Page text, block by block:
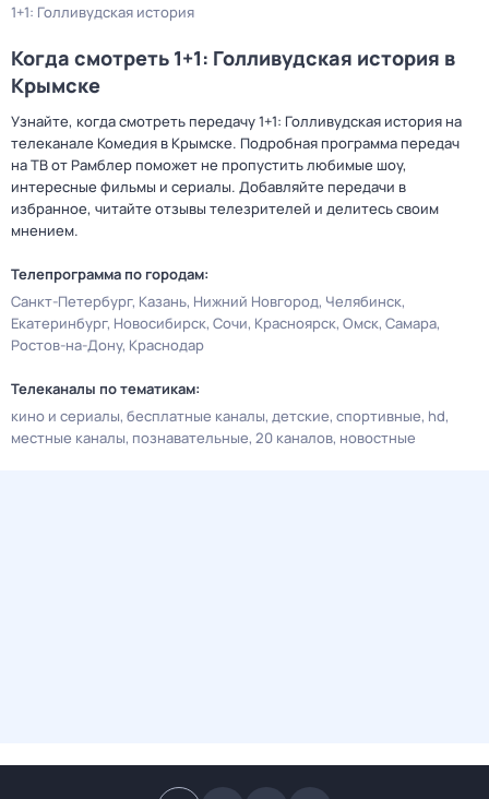
1+1: Голливудская история
Когда смотреть 1+1: Голливудская история в
Крымске
Узнайте, когда смотреть передачу 1+1: Голливудская история на
телеканале Комедия в Крымске. Подробная программа передач
на ТВ от Рамблер поможет не пропустить любимые шоу,
интересные фильмы и сериалы. Добавляйте передачи в
избранное, читайте отзывы телезрителей и делитесь своим
мнением.
Телепрограмма по городам:
Санкт-Петербург Казань Нижний Новгород Челябинск
Екатеринбург Новосибирск Сочи Красноярск Омск Самара
Ростов-на-Дону Краснодар
Телеканалы по тематикам:
кино и сериалы бесплатные каналы детские спортивные hd
местные каналы познавательные 20 каналов новостные